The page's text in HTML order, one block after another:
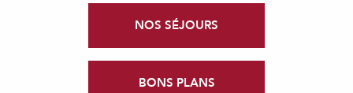
NOS SÉJOURS
BONS PLANS